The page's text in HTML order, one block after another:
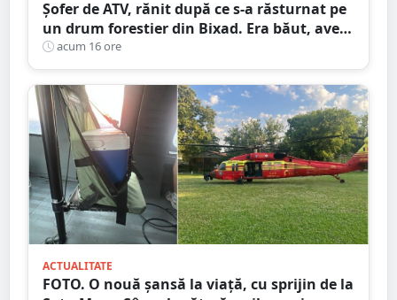
Șofer de ATV, rănit după ce s-a răsturnat pe
un drum forestier din Bixad. Era băut, avea
permisul anulat, iar vehiculul nu era
înmatriculat
acum 16 ore
ACTUALITATE
FOTO. O nouă șansă la viață, cu sprijin de la